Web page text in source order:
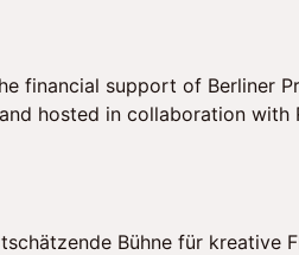
financial support of Berliner
hosted in collaboration with
Bühne für kreative